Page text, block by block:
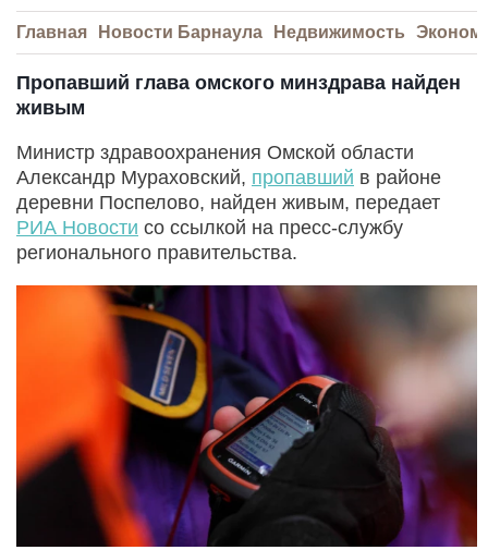
Главная Новости Барнаула Недвижимость
Пропавший глава омского минздрава найден
живым
Министр здравоохранения Омской области
Александр Мураховский, пропавший в районе
деревни Поспелово, найден живым, передает
РИА Новости со ссылкой на пресс-службу
регионального правительства.